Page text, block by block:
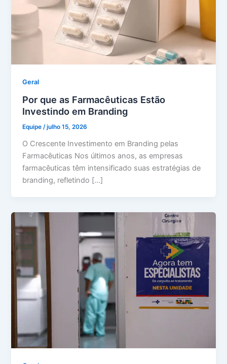
Geral
Por que as Farmacêuticas Estão
Investindo em Branding
Equipe /julho 15, 2026
O Crescente Investimento em Branding pelas
Farmacêuticas Nos últimos anos, as empresas
farmacêuticas têm intensificado suas estratégias de
branding, refletindo […]